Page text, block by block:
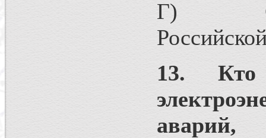
Г)
13. Кто